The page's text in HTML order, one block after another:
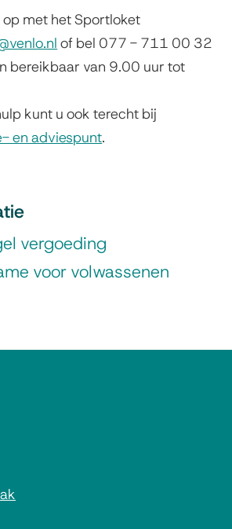
i
s
e
t
e
)
met het Sportloket
of bel 077 - 711 00 32
bereikbaar van 9.00 uur tot
kunt u ook terecht bij
en adviespunt.
vergoeding
voor volwassenen